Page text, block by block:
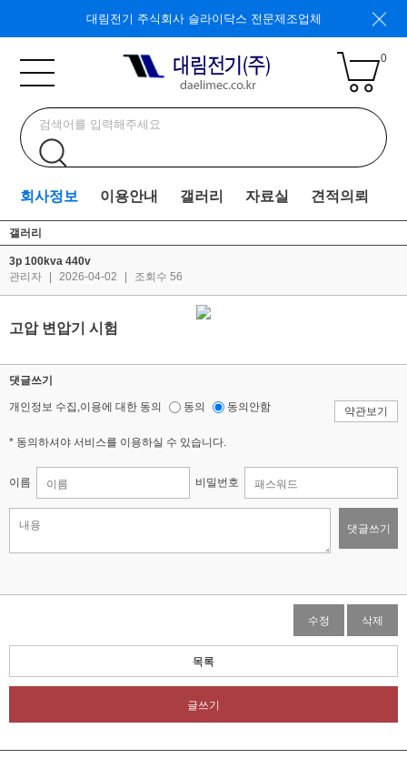
대림전기 주식회사 슬라이닥스 전문제조업체
0
회사정보 이용안내 갤러리 자료실 견적의뢰
갤러리
3p 100kva 440v
관리자
2026-04-02 조회수 56
고압 변압기 시험
댓글쓰기
개인정보 수집,이용에 대한 동의 동의 동의안함 약관보기
* 동의하셔야 서비스를 이용하실 수 있습니다.
이름 비밀번호
댓글쓰기
수정 삭제
목록
글쓰기